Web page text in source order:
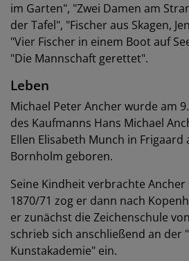
im Garten", "Zwei Damen am
der Tafel", "Fischer aus Skagen,
"Vier Fischer in einem Boot auf
"Die Mannschaft gerettet".
Leben
Michael Peter Ancher wurde am
des Kaufmanns Hans Michael
Ellen Elisabeth Munch in Frigaard
Bornholm geboren.
Seine Kindheit verbrachte
1870/71 zog er dann nach
er zunächst die Zeichenschule
schrieb sich anschließend an der
Kunstakademie" ein.